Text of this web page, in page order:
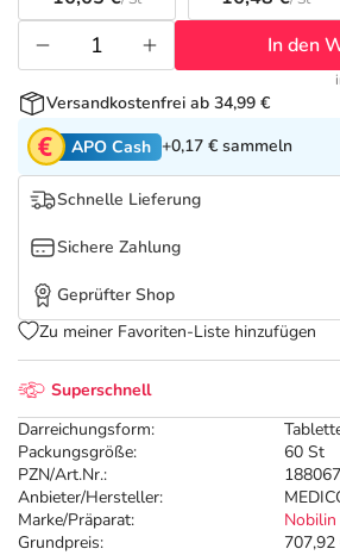
Tierapotheke
Vitamine & Mineralstoffe
Marken
Salus Deals
Superschnell
Darreichungsform:
Packungsgröße:
60 St
PZN/Art.Nr.:
Anbieter/Hersteller:
Marke/Präparat:
Nobilin
Grundpreis:
In den
Versandkostenfrei ab 34,99 €
APO Cash +0,17 € sammeln
Schnelle Lieferung
Sichere Zahlung
Geprüfter Shop
Zu meiner Favoriten-Liste hinzufügen